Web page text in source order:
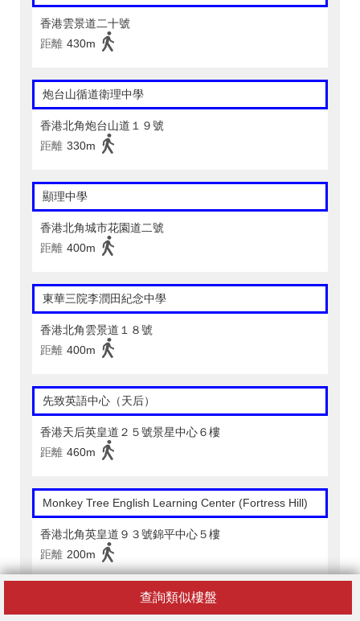
查詢類似樓盤
香港雲景道二十號
距離 430m
炮台山循道衛理中學
香港北角炮台山道１９號
距離 330m
顯理中學
香港北角城市花園道二號
距離 400m
東華三院李潤田紀念中學
香港北角雲景道１８號
距離 400m
先致英語中心（天后）
香港天后英皇道２５號景星中心６樓
距離 460m
Monkey Tree English Learning Center (Fortress Hill)
香港北角英皇道９３號錦平中心５樓
距離 200m